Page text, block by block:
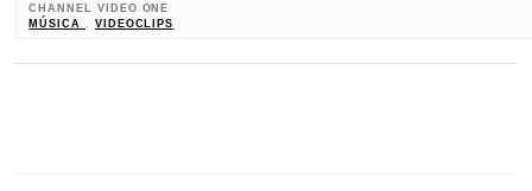
CHANNEL VIDEO ONE
MÚSICA
VIDEOCLIPS